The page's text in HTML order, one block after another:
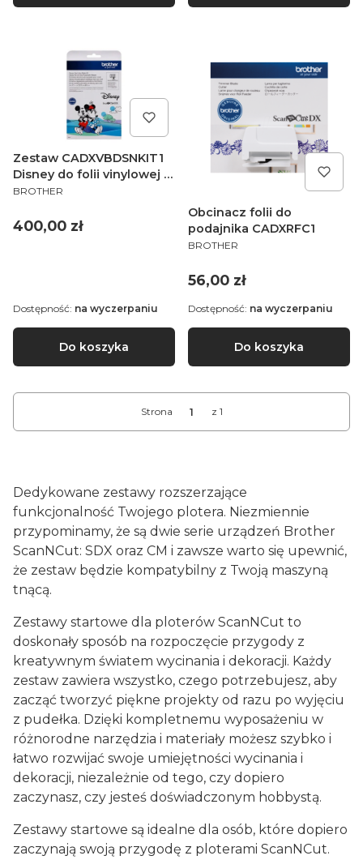
Zestaw CADXVBDSNKIT1
Disney do folii vinylowej i
termotransferowej do
ScanNCut SDX
PRODUCENT
BROTHER
Cena
400,00 zł
Do koszyka
Dostępność: na wyczerpaniu
Obcinacz folii do
podajnika CADXRFC1
PRODUCENT
BROTHER
Cena
56,00 zł
Do koszyka
Dostępność: na wyczerpaniu
Strona z 1
Dedykowane zestawy rozszerzające
funkcjonalność Twojego plotera. Niezmiennie
przypominamy, że są dwie serie urządzeń Brother
ScanNCut: SDX oraz CM i zawsze warto się upewnić,
że zestaw będzie kompatybilny z Twoją maszyną
tnącą.
Zestawy startowe dla ploterów ScanNCut to
doskonały sposób na rozpoczęcie przygody z
kreatywnym światem wycinania i dekoracji. Każdy
zestaw zawiera wszystko, czego potrzebujesz, aby
zacząć tworzyć piękne projekty od razu po wyjęciu
z pudełka. Dzięki kompletnemu wyposażeniu w
różnorodne narzędzia i materiały możesz szybko i
łatwo rozwijać swoje umiejętności wycinania i
dekoracji, niezależnie od tego, czy dopiero
zaczynasz, czy jesteś doświadczonym hobbystą.
Zestawy startowe są idealne dla osób, które dopiero
zaczynają swoją przygodę z ploterami ScanNCut.